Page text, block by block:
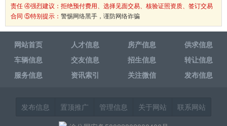
责任 ④强烈建议：拒绝预付费用、选择见面交易、核验证照资质、签订交易
合同 ⑤特别提示： 警惕网络黑手，谨防网络诈骗
网站首页 人才信息 房产信息
供求信息
车辆信息
交友信息 招生信息
转让信息
服务信息
资讯索引 关注微信 发布信息
发布信息 置顶推广 管理信息 关于网站
联系网站